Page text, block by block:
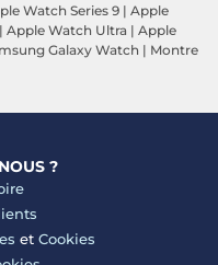
Watch Series 9 | Apple
| Apple Watch Ultra | Apple
Galaxy Watch | Montre
?
et Cookies